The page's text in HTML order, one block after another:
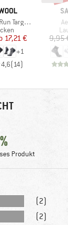
Cushion Ankle
Preis
17,21 €
+1
4,6(14)
9,95
Produkt
(2)
(2)